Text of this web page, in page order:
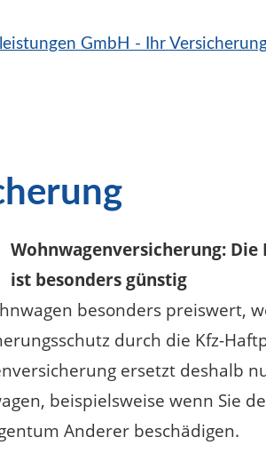
Wohnwagenversicherung:
ist besonders günstig
besonders preiswert,
durch die Kfz-
ersetzt deshalb
beispielsweise wenn Sie
Anderer beschädigen.